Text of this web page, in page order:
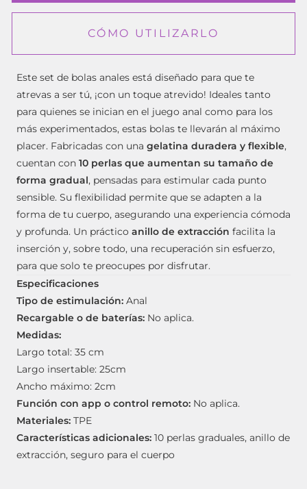
CÓMO UTILIZARLO
Este set de bolas anales está diseñado para que te
atrevas a ser tú, ¡con un toque atrevido! Ideales tanto
para quienes se inician en el juego anal como para los
más experimentados, estas bolas te llevarán al máximo
placer. Fabricadas con una gelatina duradera y flexible,
cuentan con 10 perlas que aumentan su tamaño de
forma gradual, pensadas para estimular cada punto
sensible. Su flexibilidad permite que se adapten a la
forma de tu cuerpo, asegurando una experiencia cómoda
y profunda. Un práctico anillo de extracción facilita la
inserción y, sobre todo, una recuperación sin esfuerzo,
para que solo te preocupes por disfrutar.
Especificaciones
Tipo de estimulación: Anal
Recargable o de baterías: No aplica.
Medidas:
Largo total: 35 cm
Largo insertable: 25cm
Ancho máximo: 2cm
Función con app o control remoto: No aplica.
Materiales: TPE
Características adicionales: 10 perlas graduales, anillo de
extracción, seguro para el cuerpo